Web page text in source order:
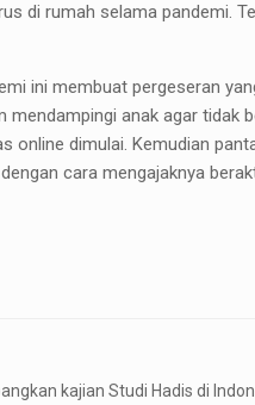
di rumah selama pandemi.
ini membuat pergeseran
anak agar tidak
online dimulai. Kemudian
cara mengajaknya
kajian Studi Hadis di